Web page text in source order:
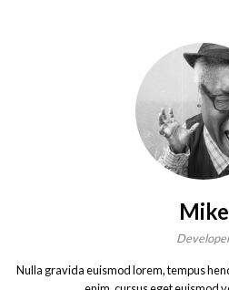
Mike
Nulla gravida euismod lorem, tempus